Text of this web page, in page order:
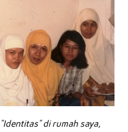
di rumah saya,